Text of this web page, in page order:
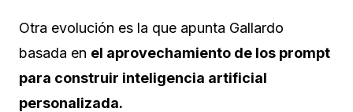
Otra evolución es la que apunta Gallardo
basada en el aprovechamiento de los prompt
para construir inteligencia artificial
personalizada.